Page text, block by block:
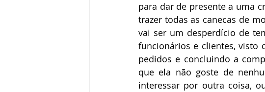
para dar de presente a uma
trazer todas as canecas de
vai ser um desperdício de
funcionários e clientes, visto
pedidos e concluindo a
que ela não goste de
interessar por outra coisa,